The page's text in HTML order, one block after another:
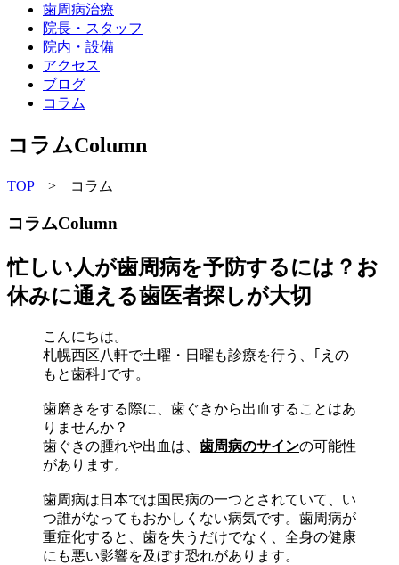
歯周病治療
院長・スタッフ
院内・設備
アクセス
ブログ
コラム
コラムColumn
TOP> コラム
コラムColumn
忙しい人が歯周病を予防するには？お
休みに通える歯医者探しが大切
こんにちは。
札幌西区八軒で土曜・日曜も診療を行う、｢えの
もと歯科｣です。
歯磨きをする際に、歯ぐきから出血することはあ
りませんか？
歯ぐきの腫れや出血は、 歯周病のサインの可能性
があります。
歯周病は日本では国民病の一つとされていて、い
つ誰がなってもおかしくない病気です。歯周病が
重症化すると、歯を失うだけでなく、全身の健康
にも悪い影響を及ぼす恐れがあります。